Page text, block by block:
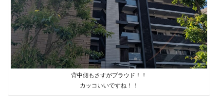
背中側もさすがプラウド！！
カッコいいですね！！